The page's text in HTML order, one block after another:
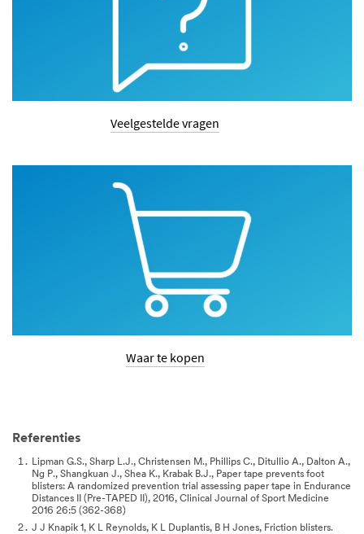
Veelgestelde vragen
Waar te kopen
Referenties
Lipman G.S., Sharp L.J., Christensen M., Phillips C., Ditullio A., Dalton A.,
Ng P., Shangkuan J., Shea K., Krabak B.J., Paper tape prevents foot
blisters: A randomized prevention trial assessing paper tape in Endurance
Distances II (Pre-TAPED II), 2016, Clinical Journal of Sport Medicine
2016 26:5 (362-368)
J J Knapik 1, K L Reynolds, K L Duplantis, B H Jones, Friction blisters.